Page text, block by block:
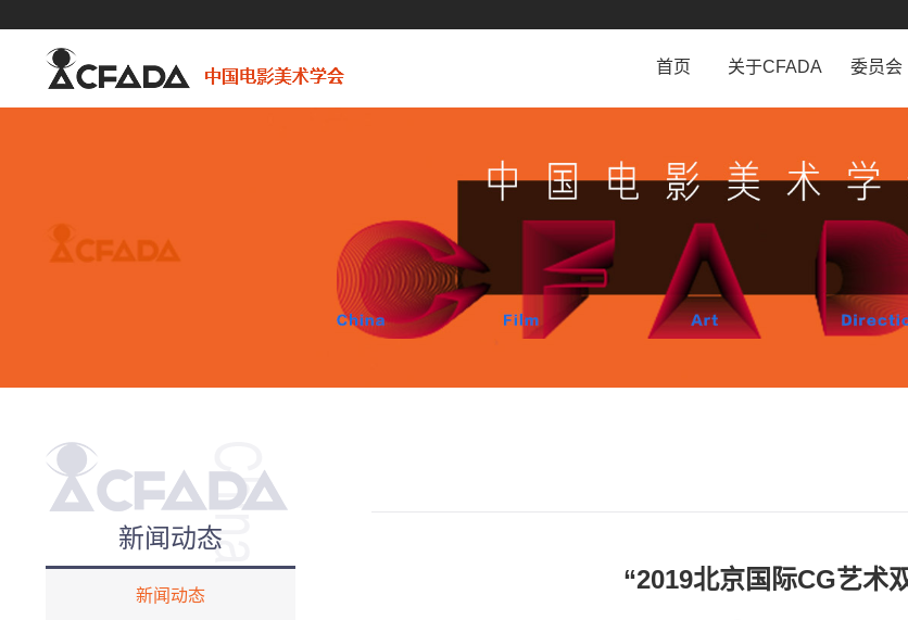
首页 关于CFADA
学会介绍
学会章程
法律顾问团
委员会
工作条例
委员会设
相关规定
新闻动态
新闻动态
“2019北京国际CG艺术